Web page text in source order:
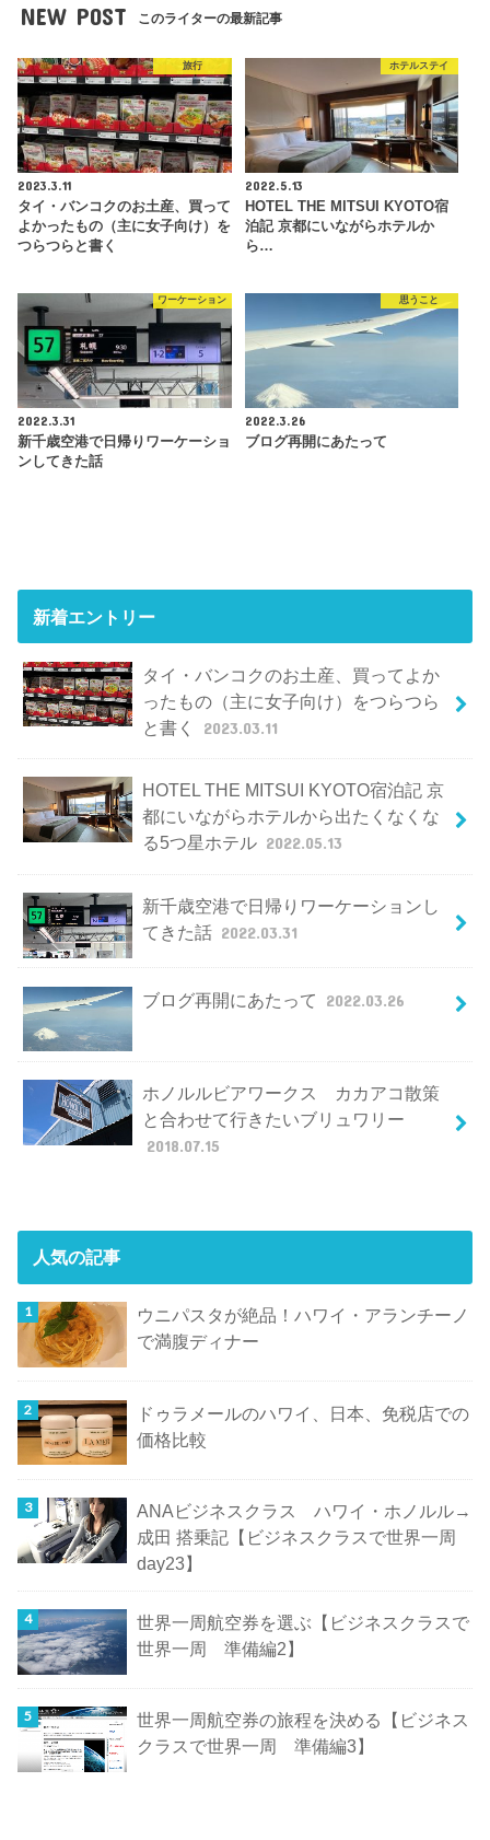
NEW POST このライターの最新記事
旅行
2023.3.11
タイ・バンコクのお土産、買って
よかったもの（主に女子向け）を
つらつらと書く
ホテルステイ
2022.5.13
HOTEL THE MITSUI KYOTO宿
泊記 京都にいながらホテルか
ら…
ワーケーション
2022.3.31
新千歳空港で日帰りワーケーショ
ンしてきた話
思うこと
2022.3.26
ブログ再開にあたって
新着エントリー
タイ・バンコクのお土産、買ってよか
ったもの（主に女子向け）をつらつら
と書く
2023.03.11
HOTEL THE MITSUI KYOTO宿泊記 京
都にいながらホテルから出たくなくな
る5つ星ホテル 2022.05.13
新千歳空港で日帰りワーケーションし
てきた話 2022.03.31
ブログ再開にあたって 2022.03.26
ホノルルビアワークス カカアコ散策
と合わせて行きたいブリュワリー
2018.07.15
人気の記事
ウニパスタが絶品！ハワイ・アランチーノ
で満腹ディナー
ドゥラメールのハワイ、日本、免税店での
価格比較
ANAビジネスクラス ハワイ・ホノルル→
成田 搭乗記【ビジネスクラスで世界一周
day23】
世界一周航空券を選ぶ【ビジネスクラスで
世界一周 準備編2】
世界一周航空券の旅程を決める【ビジネス
クラスで世界一周 準備編3】